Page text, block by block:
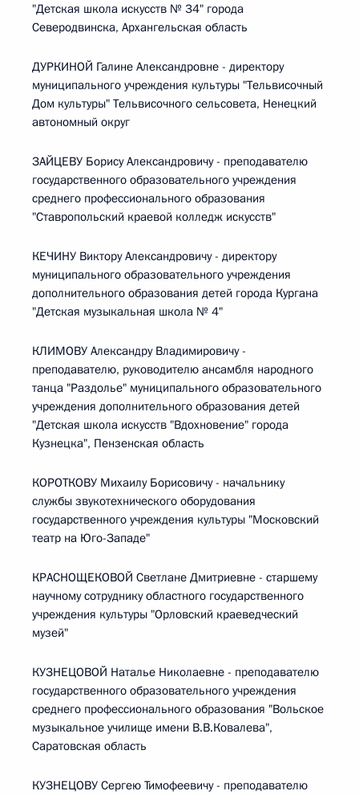
"Детская школа искусств № 34" города
Северодвинска, Архангельская область
ДУРКИНОЙ Галине Александровне - директору
муниципального учреждения культуры "Тельвисочный
Дом культуры" Тельвисочного сельсовета, Ненецкий
автономный округ
ЗАЙЦЕВУ Борису Александровичу - преподавателю
государственного образовательного учреждения
среднего профессионального образования
"Ставропольский краевой колледж искусств"
КЕЧИНУ Виктору Александровичу - директору
муниципального образовательного учреждения
дополнительного образования детей города Кургана
"Детская музыкальная школа № 4"
КЛИМОВУ Александру Владимировичу -
преподавателю, руководителю ансамбля народного
танца "Раздолье" муниципального образовательного
учреждения дополнительного образования детей
"Детская школа искусств "Вдохновение" города
Кузнецка", Пензенская область
КОРОТКОВУ Михаилу Борисовичу - начальнику
службы звукотехнического оборудования
государственного учреждения культуры "Московский
театр на Юго-Западе"
КРАСНОЩЕКОВОЙ Светлане Дмитриевне - старшему
научному сотруднику областного государственного
учреждения культуры "Орловский краеведческий
музей"
КУЗНЕЦОВОЙ Наталье Николаевне - преподавателю
государственного образовательного учреждения
среднего профессионального образования "Вольское
музыкальное училище имени В.В.Ковалева",
Саратовская область
КУЗНЕЦОВУ Сергею Тимофеевичу - преподавателю